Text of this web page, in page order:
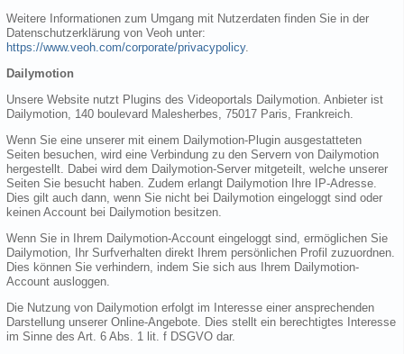
Weitere Informationen zum Umgang mit Nutzerdaten finden Sie in der
Datenschutzerklärung von Veoh unter:
https://www.veoh.com/corporate/privacypolicy.
Dailymotion
Unsere Website nutzt Plugins des Videoportals Dailymotion. Anbieter ist
Dailymotion, 140 boulevard Malesherbes, 75017 Paris, Frankreich.
Wenn Sie eine unserer mit einem Dailymotion-Plugin ausgestatteten
Seiten besuchen, wird eine Verbindung zu den Servern von Dailymotion
hergestellt. Dabei wird dem Dailymotion-Server mitgeteilt, welche unserer
Seiten Sie besucht haben. Zudem erlangt Dailymotion Ihre IP-Adresse.
Dies gilt auch dann, wenn Sie nicht bei Dailymotion eingeloggt sind oder
keinen Account bei Dailymotion besitzen.
Wenn Sie in Ihrem Dailymotion-Account eingeloggt sind, ermöglichen Sie
Dailymotion, Ihr Surfverhalten direkt Ihrem persönlichen Profil zuzuordnen.
Dies können Sie verhindern, indem Sie sich aus Ihrem Dailymotion-
Account ausloggen.
Die Nutzung von Dailymotion erfolgt im Interesse einer ansprechenden
Darstellung unserer Online-Angebote. Dies stellt ein berechtigtes Interesse
im Sinne des Art. 6 Abs. 1 lit. f DSGVO dar.